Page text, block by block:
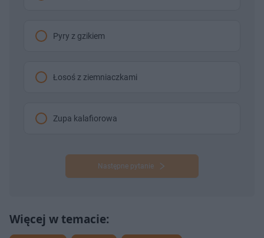
Pyry z gzikiem
Łosoś z ziemniaczkami
Zupa kalafiorowa
Następne pytanie